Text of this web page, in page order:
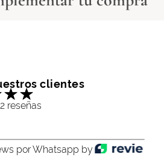
clientes
reseñas
por Whatsapp by